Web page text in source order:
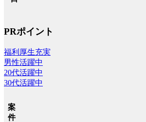
PRポイント
福利厚生充実
男性活躍中
20代活躍中
30代活躍中
案
件